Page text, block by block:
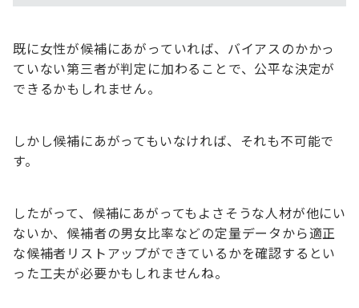
既に女性が候補にあがっていれば、バイアスのかかっ
ていない第三者が判定に加わることで、公平な決定が
できるかもしれません。
しかし候補にあがってもいなければ、それも不可能で
す。
したがって、候補にあがってもよさそうな人材が他にい
ないか、候補者の男女比率などの定量データから適正
な候補者リストアップができているかを確認するとい
った工夫が必要かもしれませんね。